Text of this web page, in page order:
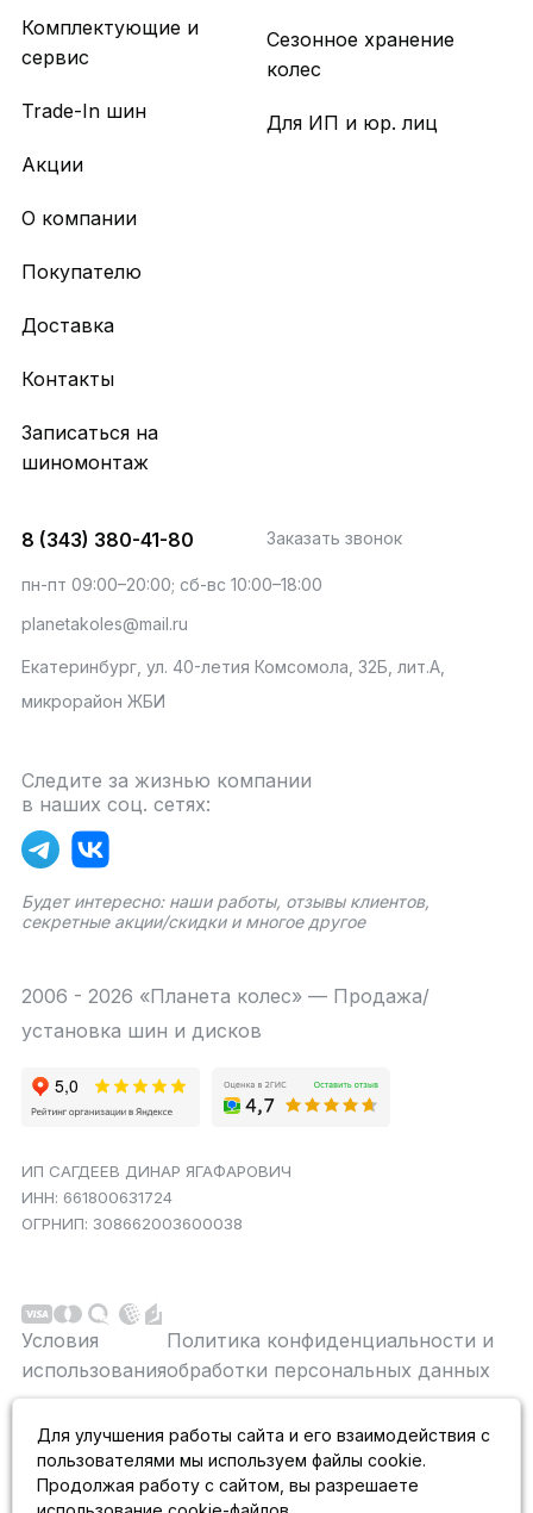
Комплектующие и
сервис
Trade-In шин
Акции
Сезонное хранение
колес
Для ИП и юр. лиц
О компании
Покупателю
Доставка
Контакты
Записаться на
шиномонтаж
8 (343) 380-41-80 Заказать звонок
пн-пт 09:00–20:00; сб-вс 10:00–18:00
planetakoles@mail.ru
Екатеринбург, ул. 40-летия Комсомола, 32Б, лит.А,
микрорайон ЖБИ
Следите за жизнью компании
в наших соц. сетях:
Будет интересно: наши работы, отзывы клиентов,
секретные акции/скидки и многое другое
2006 - 2026 «Планета колес» — Продажа/
установка шин и дисков
ИП САГДЕЕВ ДИНАР ЯГАФАРОВИЧ
ИНН: 661800631724
ОГРНИП: 308662003600038
Условия
использования
Политика конфиденциальности и
обработки персональных данных
публичной офертой не является. На данном
информационном ресурсе применяются
рекомендательные технологии.
Для улучшения работы сайта и его взаимодействия с
пользователями мы используем файлы cookie.
Продолжая работу с сайтом, вы разрешаете